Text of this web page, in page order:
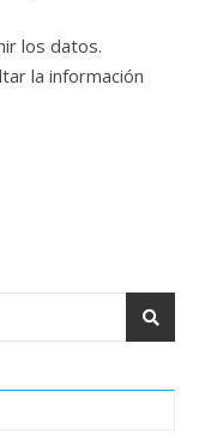
los datos.
la información